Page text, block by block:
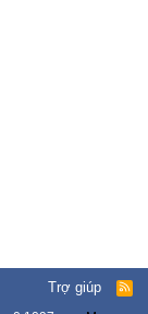
Trợ giúp
R